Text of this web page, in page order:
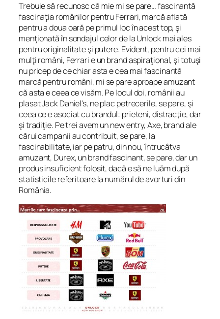
Trebuie să recunosc că mie mi se pare… fascinantă
fascinaţia românilor pentru Ferrari, marcă aflată
pentru a doua oară pe primul loc în acest top, şi
menţionată în sondajul celor de la Unlock mai ales
pentru originalitate şi putere. Evident, pentru cei mai
mulţi români, Ferrari e un brand aspiraţional, şi totuşi
nu pricep de ce chiar asta e cea mai fascinantă
marcă pentru români, mi se pare aproape amuzant
că asta e ceea ce visăm. Pe locul doi, românii au
plasat Jack Daniel’s, ne plac petrecerile, se pare, şi
ceea ce e asociat cu brandul: prieteni, distracţie, dar
şi tradiţie. Pe trei avem un new entry, Axe, brand ale
cărui campanii au contribuit, se pare, la
fascinabilitate, iar pe patru, din nou, întrucâtva
amuzant, Durex, un brand fascinant, se pare, dar un
produs insuficient folosit, dacă e să ne luăm după
statisticile referitoare la numărul de avorturi din
România.